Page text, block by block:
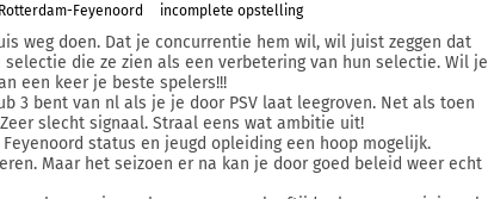
Feyenoord incomplete opstelling
weg doen. Dat je concurrentie hem wil, wil juist zeggen dat
die ze zien als een verbetering van hun selectie. Wil je
een keer je beste spelers!!!
3 bent van nl als je je door PSV laat leegroven. Net als toen
slecht signaal. Straal eens wat ambitie uit!
status en jeugd opleiding een hoop mogelijk.
Maar het seizoen er na kan je door goed beleid weer echt